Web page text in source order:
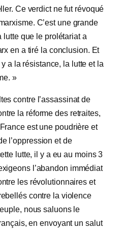
Ce verdict ne fut révoqué
C’est une grande
lutte que le prolétariat a
en a tiré la conclusion. Et
a la résistance, la lutte et la
»
contre l’assassinat de
la réforme des retraites,
est une poudrière et
l’oppression et de
lutte, il y a eu au moins 3
l’abandon immédiat
les révolutionnaires et
contre la violence
nous saluons le
en envoyant un salut